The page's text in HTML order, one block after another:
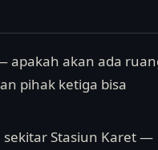
apakah akan ada
pihak ketiga bisa
sekitar Stasiun Karet —